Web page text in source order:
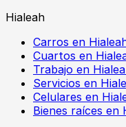
Hialeah
Carros en
Cuartos en
Trabajo en
Servicios en
Celulares en
Bienes raíces en